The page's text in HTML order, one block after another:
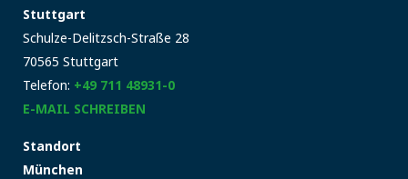
Stuttgart
Schulze-Delitzsch-Straße 28
70565 Stuttgart
Telefon: +49 711 48931-0
E-MAIL SCHREIBEN
Standort
München